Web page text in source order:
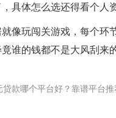
具体怎么选还得看个人
像玩闯关游戏，每个环
谁的钱都不是大风刮来
款哪个平台好？靠谱平台推